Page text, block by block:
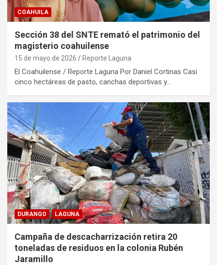
COAHUILA
Sección 38 del SNTE remató el patrimonio del
magisterio coahuilense
15 de mayo de 2026 Reporte Laguna
El Coahuilense / Reporte Laguna Por Daniel Cortinas Casi
cinco hectáreas de pasto, canchas deportivas y…
DURANGO LAGUNA
Campaña de descacharrización retira 20
toneladas de residuos en la colonia Rubén
Jaramillo